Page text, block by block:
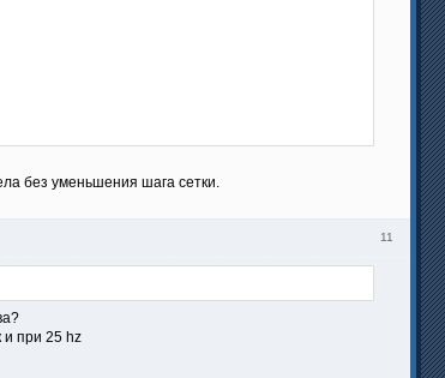
без уменьшения шага сетки.
11
и при 25 hz